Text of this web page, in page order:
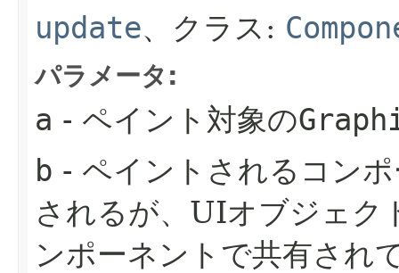
update、クラス:
パラメータ:
a - ペイント対象の
b - ペイントされるコン
されるが、UIオブジェク
ンポーネントで共有され